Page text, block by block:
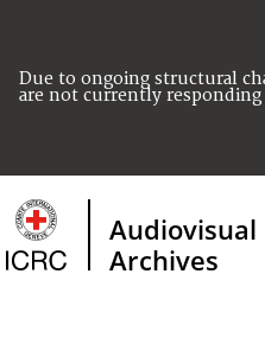
Due to ongoing structural
are not currently responding
Audiovisual
Archives